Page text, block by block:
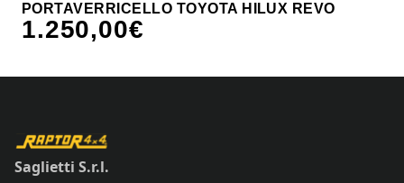
PORTAVERRICELLO TOYOTA HILUX REVO
1.250,00€
Saglietti S.r.l.